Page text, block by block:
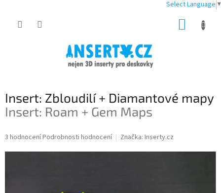
Select Language ▼
Insert: Zbloudilí + Diamantové mapy
Insert: Roam + Gem Maps
Průměrné
3 hodnoceníPodrobnosti hodnocení Značka: Inserty.cz